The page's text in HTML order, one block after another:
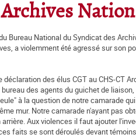
Bureau National du Syndicat des
a violemment été agressé sur son
des élus CGT au CHS-CT
des agents du guichet de
à la question de notre camarade
mur. Notre camarade n'ayant pas
Aux violences il faut ajouter
faits se sont déroulés devant